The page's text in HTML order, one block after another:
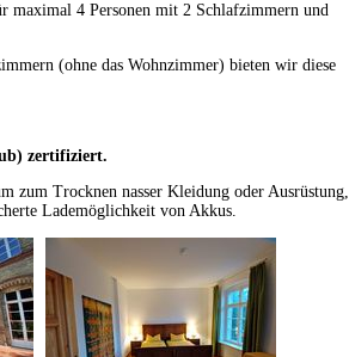
maximal 4 Personen mit 2 Schlafzimmern und
(ohne das Wohnzimmer) bieten wir diese
zertifiziert.
zum Trocknen nasser Kleidung oder Ausrüstung,
Lademöglichkeit von Akkus.